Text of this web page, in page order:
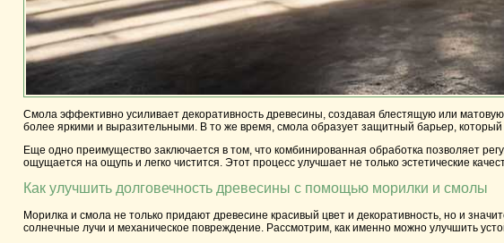
Смола эффективно усиливает декоративность древесины, создавая блестящую или
более яркими и выразительными. В то же время, смола образует защитный барьер,
Еще одно преимущество заключается в том, что комбинированная обработка позволяет
ощущается на ощупь и легко чистится. Этот процесс улучшает не только эстетические
Как улучшить долговечность древесины с помощью морилки и смолы
Морилка и смола не только придают древесине красивый цвет и декоративность, но и
солнечные лучи и механическое повреждение. Рассмотрим, как именно можно улучшить